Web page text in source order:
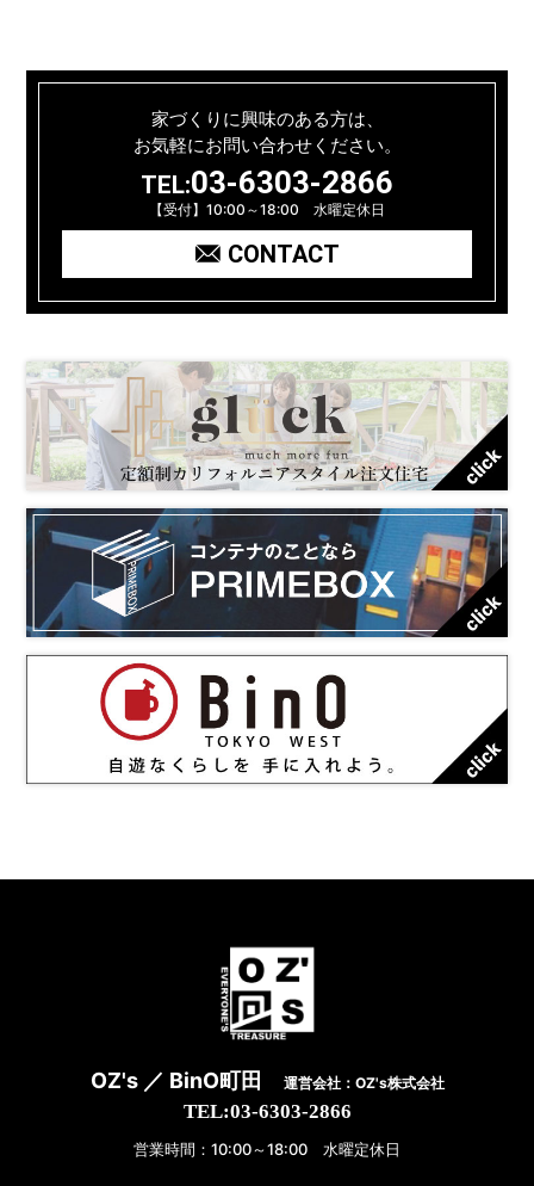
家づくりに興味のある方は、
お気軽にお問い合わせください。
TEL:03-6303-2866
【受付】10:00～18:00 水曜定休日
CONTACT
OZ's ／ BinO町田 運営会社：OZ's株式会社
TEL:03-6303-2866
営業時間：10:00～18:00 水曜定休日